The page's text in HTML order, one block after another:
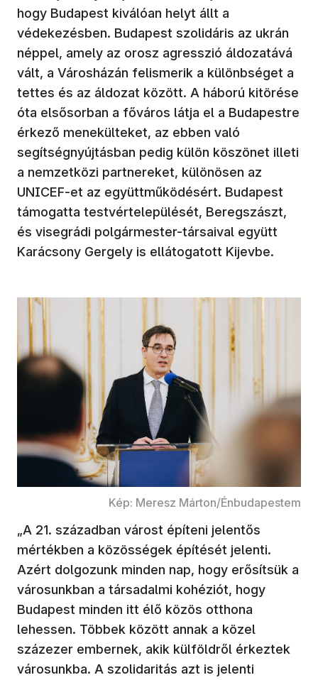
hogy Budapest kiválóan helyt állt a
védekezésben. Budapest szolidáris az ukrán
néppel, amely az orosz agresszió áldozatává
vált, a Városházán felismerik a különbséget a
tettes és az áldozat között. A háború kitörése
óta elsősorban a főváros látja el a Budapestre
érkező menekülteket, az ebben való
segítségnyújtásban pedig külön köszönet illeti
a nemzetközi partnereket, különösen az
UNICEF-et az együttműködésért. Budapest
támogatta testvértelepülését, Beregszászt,
és visegrádi polgármester-társaival együtt
Karácsony Gergely is ellátogatott Kijevbe.
Kép: Meresz Márton/Énbudapestem
„A 21. században várost építeni jelentős
mértékben a közösségek építését jelenti.
Azért dolgozunk minden nap, hogy erősítsük a
városunkban a társadalmi kohéziót, hogy
Budapest minden itt élő közös otthona
lehessen. Többek között annak a közel
százezer embernek, akik külföldről érkeztek
városunkba. A szolidaritás azt is jelenti